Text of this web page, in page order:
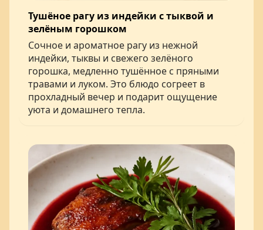
Тушёное рагу из индейки с тыквой и
зелёным горошком
Сочное и ароматное рагу из нежной
индейки, тыквы и свежего зелёного
горошка, медленно тушённое с пряными
травами и луком. Это блюдо согреет в
прохладный вечер и подарит ощущение
уюта и домашнего тепла.